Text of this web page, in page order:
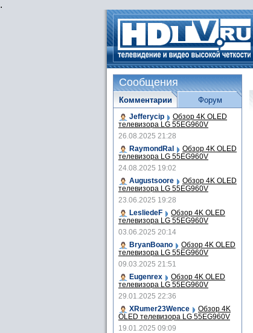
.
Сообщения
Комментарии
Jefferycip Обзор 4K OLED
телевизора LG 55EG960V
26.08.2025 21:28
RaymondRal
Обзор 4K OLED
телевизора LG 55EG960V
24.08.2025 19:02
Augustsoore
Обзор 4K OLED
телевизора LG 55EG960V
23.06.2025 19:28
LesliedeF
Обзор 4K OLED
телевизора LG 55EG960V
03.06.2025 20:14
BryanBoano
Обзор 4K OLED
телевизора LG 55EG960V
09.03.2025 21:51
Eugenrex
Обзор 4K OLED
телевизора LG 55EG960V
29.01.2025 22:36
XRumer23Wence
Обзор 4K
OLED телевизора LG 55EG960V
19.01.2025 09:09
Форум